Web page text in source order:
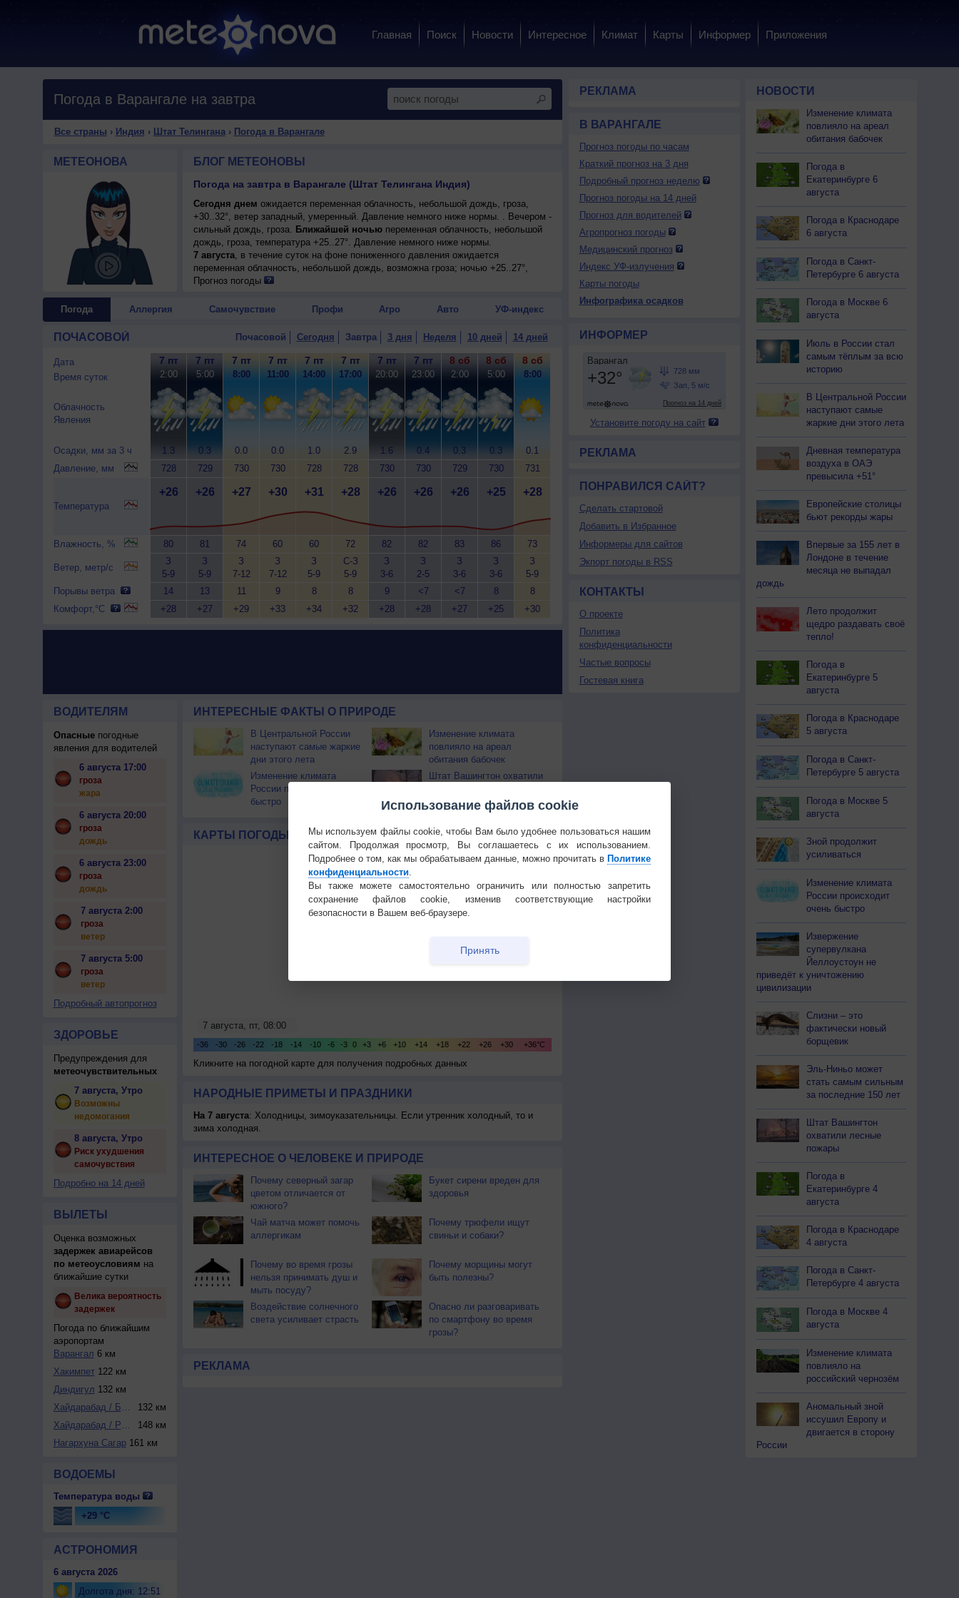
Главная Поиск Новости Интересное Климат Карты Информер Приложения
Погода в Варангале на завтра
Все страны › Индия › Штат Телингана› Погода в Варангале
МЕТЕОНОВА БЛОГ МЕТЕОНОВЫ
Погода на завтра в Варангале (Штат Телингана Индия)
Сегодня днем ожидается переменная облачность, небольшой дождь, гроза,
+30..32°, ветер западный, умеренный. Давление немного ниже нормы. . Вечером -
сильный дождь, гроза. Ближайшей ночьюпеременная облачность, небольшой
дождь, гроза, температура +25..27°. Давление немного ниже нормы.
7 августа, в течение суток на фоне пониженного давления ожидается
переменная облачность, небольшой дождь, возможна гроза; ночью +25..27°,
днем +27..29°, ветер северо-западный, умеренный.
Прогноз погоды
Погода Аллергия Самочувствие Профи Агро Авто УФ-индекс
ПОЧАСОВОЙ Почасовой Сегодня Завтра 3 дня Неделя 10 дней 14 дней
Дата
Время суток
Облачность
Явления
Осадки, мм за 3 ч
Давление, мм
Температура
Влажность, %
Ветер, метр/с
Порывы ветра
Комфорт,°C
7 пт
2:00
1.3
728
+26
80
З
5-9
14
+28
7 пт
5:00
0.3
729
+26
81
З
5-9
13
+27
7 пт
8:00
0.0
730
+27
74
З
7-12
11
+29
7 пт
11:00
0.0
730
+30
60
З
7-12
9
+33
7 пт
14:00
1.0
728
+31
60
З
5-9
8
+34
7 пт
17:00
2.9
728
+28
72
С-З
5-9
8
+32
7 пт
20:00
1.6
730
+26
82
З
3-6
9
+28
7 пт
23:00
0.4
730
+26
82
З
2-5
<7
+28
8 сб
2:00
0.3
729
+26
83
З
3-6
<7
+27
8 сб
5:00
0.3
730
+25
86
З
3-6
8
+25
8 сб
8:00
0.1
731
+28
73
З
5-9
8
+30
ВОДИТЕЛЯМ
Опасныепогодные
явления для водителей
6 августа 17:00
гроза
жара
6 августа 20:00
гроза
дождь
6 августа 23:00
гроза
дождь
7 августа 2:00
гроза
ветер
7 августа 5:00
гроза
ветер
Подробный автопрогноз
ЗДОРОВЬЕ
Предупреждения для
метеочувствительных
7 августа, Утро
Возможны
недомогания
8 августа, Утро
Риск ухудшения
самочувствия
Подробно на 14 дней
ВЫЛЕТЫ
Оценка возможных
задержек авиарейсов
по метеоусловиям на
ближайшие сутки
Велика вероятность
задержек
Погода по ближайшим
аэропортам
Варангал 6 км
Хакимпет122 км
Диндигул 132 км
Хайдарабад / Бегу...
132 км
Хайдарабад / Радж...
148 км
Нагархуна Сагар161 км
ВОДОЕМЫ
Температура воды
+29 °C
АСТРОНОМИЯ
6 августа 2026
Долгота дня: 12:51
ИНТЕРЕСНЫЕ ФАКТЫ О ПРИРОДЕ
В Центральной России
наступают самые жаркие
дни этого лета
Изменение климата
повлияло на ареал
обитания бабочек
Изменение климата
России происходит очень
быстро
Штат Вашингтон охватили
КАРТЫ ПОГОДЫ Температура Облачность Осадки
Кликните на погодной карте для получения подробных данных
НАРОДНЫЕ ПРИМЕТЫ И ПРАЗДНИКИ
На 7 августа: Холодницы, зимоуказательницы. Если утренник холодный, то и
зима холодная.
ИНТЕРЕСНОЕ О ЧЕЛОВЕКЕ И ПРИРОДЕ
Почему северный загар
цветом отличается от
южного?
Букет сирени вреден для
здоровья
Чай матча может помочь
аллергикам
Почему трюфели ищут
свиньи и собаки?
Почему во время грозы
нельзя принимать душ и
мыть посуду?
Почему морщины могут
быть полезны?
Воздействие солнечного
света усиливает страсть
Опасно ли разговаривать
по смартфону во время
грозы?
РЕКЛАМА
РЕКЛАМА
В ВАРАНГАЛЕ
Прогноз погоды по часам
Краткий прогноз на 3 дня
Подробный прогноз неделю
Прогноз погоды на 14 дней
Прогноз для водителей
Агропрогноз погоды
Медицинский прогноз
Индекс УФ-излучения
Карты погоды
Инфографика осадков
ИНФОРМЕР
Установите погоду на сайт
РЕКЛАМА
ПОНРАВИЛСЯ САЙТ?
Сделать стартовой
Добавить в Избранное
Информеры для сайтов
Экпорт погоды в RSS
КОНТАКТЫ
О проекте
Политика
конфиденциальности
Частые вопросы
Гостевая книга
НОВОСТИ
Изменение климата
повлияло на ареал
обитания бабочек
Погода в
Екатеринбурге 6
августа
Погода в Краснодаре
6 августа
Погода в Санкт-
Петербурге 6 августа
Погода в Москве 6
августа
Июль в России стал
самым тёплым за всю
историю
В Центральной России
наступают самые
жаркие дни этого лета
Дневная температура
воздуха в ОАЭ
превысила +51°
Европейские столицы
бьют рекорды жары
Впервые за 155 лет в
Лондоне в течение
месяца не выпадал
дождь
Лето продолжит
щедро раздавать своё
тепло!
Погода в
Екатеринбурге 5
августа
Погода в Краснодаре
5 августа
Погода в Санкт-
Петербурге 5 августа
Погода в Москве 5
августа
Зной продолжит
усиливаться
Изменение климата
России происходит
очень быстро
Извержение
супервулкана
Йеллоустоун не
приведёт к уничтожению
цивилизации
Слизни – это
фактически новый
борщевик
Эль-Ниньо может
стать самым сильным
за последние 150 лет
Штат Вашингтон
охватили лесные
пожары
Погода в
Екатеринбурге 4
августа
Погода в Краснодаре
4 августа
Погода в Санкт-
Петербурге 4 августа
Погода в Москве 4
августа
Изменение климата
повлияло на
российский чернозём
Аномальный зной
иссушил Европу и
двигается в сторону
России
Использование файлов cookie
Мы используем файлы cookie, чтобы Вам было удобнее пользоваться нашим
сайтом. Продолжая просмотр, Вы соглашаетесь с их использованием.
Подробнее о том, как мы обрабатываем данные, можно прочитать в Политике
конфиденциальности.
Вы также можете самостоятельно ограничить или полностью запретить
сохранение файлов cookie, изменив соответствующие настройки
безопасности в Вашем веб-браузере.
Принять